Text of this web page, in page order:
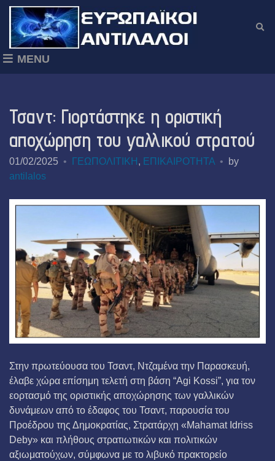
n
MENU
Τσαντ: Γιορτάστηκε η οριστική
αποχώρηση του γαλλικού στρατού
01/02/2025 ΓΕΩΠΟΛΙΤΙΚΗ , ΕΠΙΚΑΙΡΟΤΗΤΑ
by
antilalos
Στην πρωτεύουσα του Τσαντ, Ντζαμένα την Παρασκευή,
έλαβε χώρα επίσημη τελετή στη βάση “Agi Kossi”, για τον
εορτασμό της οριστικής αποχώρησης των γαλλικών
δυνάμεων από το έδαφος του Τσαντ, παρουσία του
Προέδρου της Δημοκρατίας, Στρατάρχη «Mahamat Idriss
Deby» και πλήθους στρατιωτικών και πολιτικών
αξιωματούχων, σύμφωνα με το λιβυκό πρακτορείο